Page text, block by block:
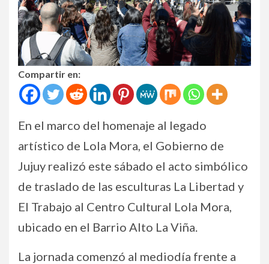
Compartir en:
En el marco del homenaje al legado
artístico de Lola Mora, el Gobierno de
Jujuy realizó este sábado el acto simbólico
de traslado de las esculturas La Libertad y
El Trabajo al Centro Cultural Lola Mora,
ubicado en el Barrio Alto La Viña.
La jornada comenzó al mediodía frente a